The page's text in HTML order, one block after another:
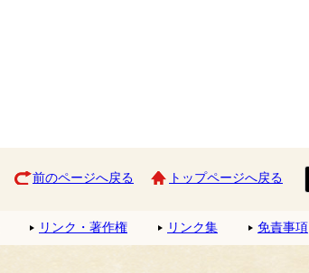
前のページへ戻る トップページへ戻る
リンク・著作権 リンク集 免責事項